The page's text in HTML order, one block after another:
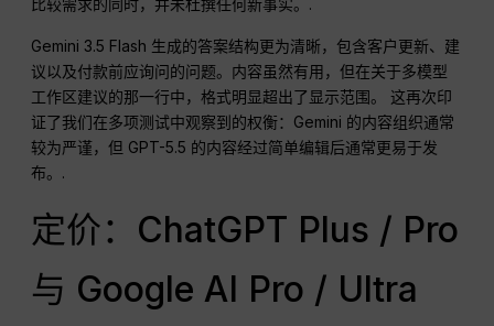
比较需求的同时，并未杜撰任何新事实。.
Gemini 3.5 Flash 生成的答案结构更为清晰，包含客户更新、建
议以及付款前应询问的问题。内容虽然有用，但在关于多模型
工作区建议的那一行中，格式明显超出了显示范围。 这再次印
证了我们在多项测试中观察到的权衡：Gemini 的内容组织通常
较为严谨，但 GPT-5.5 的内容经过简单编辑后通常更易于发
布。.
定价：ChatGPT Plus / Pro
与 Google AI Pro / Ultra